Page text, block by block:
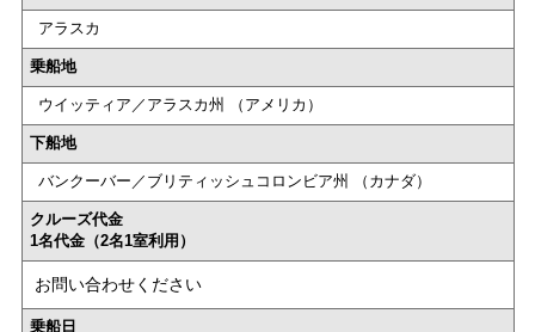
アラスカ
乗船地
ウイッティア／アラスカ州 （アメリカ）
下船地
バンクーバー／ブリティッシュコロンビア州 （カナダ）
クルーズ代金
1名代金（2名1室利用）
お問い合わせください
乗船日